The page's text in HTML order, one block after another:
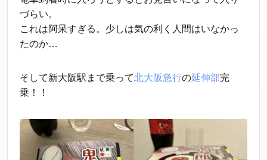
づらい。
これは阿呆すぎる。少しは気の利く人間はいなかっ
たのか…
そして新大阪駅まで乗って北大阪急行の延伸部完
乗！！